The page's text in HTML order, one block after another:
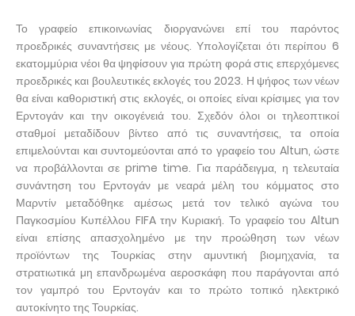
Το γραφείο επικοινωνίας διοργανώνει επί του παρόντος
προεδρικές συναντήσεις με νέους. Υπολογίζεται ότι περίπου 6
εκατομμύρια νέοι θα ψηφίσουν για πρώτη φορά στις επερχόμενες
προεδρικές και βουλευτικές εκλογές του 2023. Η ψήφος των νέων
θα είναι καθοριστική στις εκλογές, οι οποίες είναι κρίσιμες για τον
Ερντογάν και την οικογένειά του. Σχεδόν όλοι οι τηλεοπτικοί
σταθμοί μεταδίδουν βίντεο από τις συναντήσεις, τα οποία
επιμελούνται και συντομεύονται από το γραφείο του Altun, ώστε
να προβάλλονται σε prime time. Για παράδειγμα, η τελευταία
συνάντηση του Ερντογάν με νεαρά μέλη του κόμματος στο
Μαρντίν μεταδόθηκε αμέσως μετά τον τελικό αγώνα του
Παγκοσμίου Κυπέλλου FIFA την Κυριακή. Το γραφείο του Altun
είναι επίσης απασχολημένο με την προώθηση των νέων
προϊόντων της Τουρκίας στην αμυντική βιομηχανία, τα
στρατιωτικά μη επανδρωμένα αεροσκάφη που παράγονται από
τον γαμπρό του Ερντογάν και το πρώτο τοπικό ηλεκτρικό
αυτοκίνητο της Τουρκίας.